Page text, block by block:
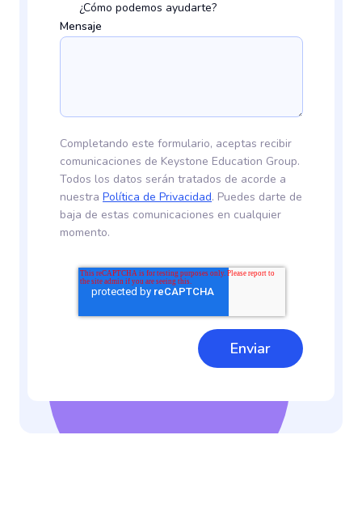
Mensaje
¿Cómo podemos ayudarte?
Completando este formulario, aceptas recibir
comunicaciones de Keystone Education Group.
Todos los datos serán tratados de acorde a
nuestra Política de Privacidad. Puedes darte de
baja de estas comunicaciones en cualquier
momento.